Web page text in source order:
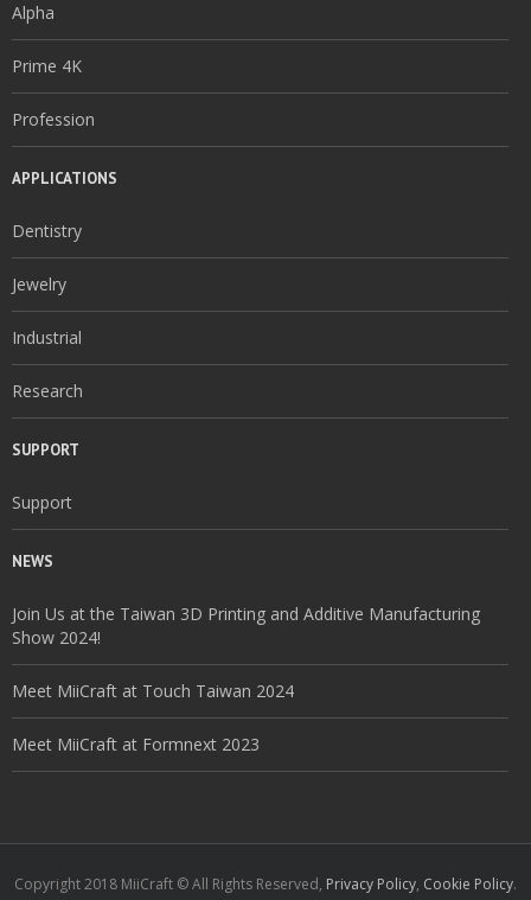
Alpha
Prime 4K
Profession
APPLICATIONS
Dentistry
Jewelry
Industrial
Research
SUPPORT
Support
NEWS
Join Us at the Taiwan 3D Printing and Additive Manufacturing
Show 2024!
Meet MiiCraft at Touch Taiwan 2024
Meet MiiCraft at Formnext 2023
Copyright 2018 MiiCraft © All Rights Reserved, Privacy Policy, Cookie Policy.